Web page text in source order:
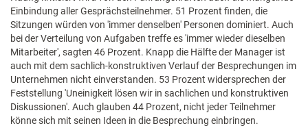
Einbindung aller Gesprächsteilnehmer. 51 Prozent finden, die
Sitzungen würden von 'immer denselben' Personen dominiert. Auch
bei der Verteilung von Aufgaben treffe es 'immer wieder dieselben
Mitarbeiter', sagten 46 Prozent. Knapp die Hälfte der Manager ist
auch mit dem sachlich-konstruktiven Verlauf der Besprechungen im
Unternehmen nicht einverstanden. 53 Prozent widersprechen der
Feststellung 'Uneinigkeit lösen wir in sachlichen und konstruktiven
Diskussionen'. Auch glauben 44 Prozent, nicht jeder Teilnehmer
könne sich mit seinen Ideen in die Besprechung einbringen.